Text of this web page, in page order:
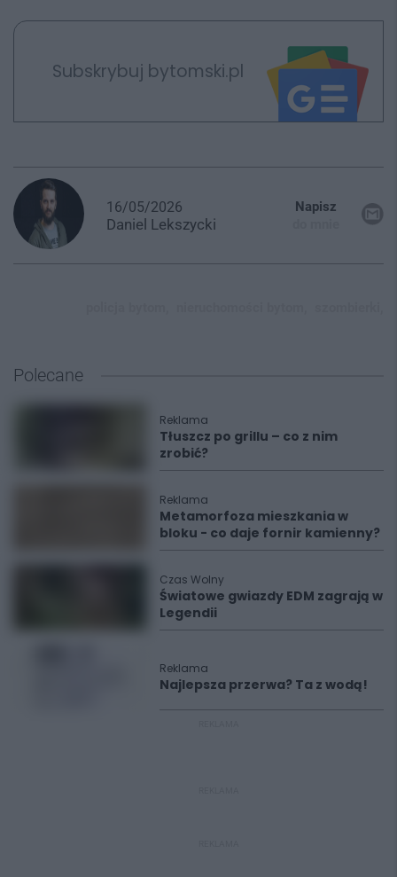
Subskrybuj bytomski.pl
16/05/2026
Daniel Lekszycki
Napisz
Polecane
Reklama
Tłuszcz po grillu – co z nim
zrobić?
Reklama
Metamorfoza mieszkania w
bloku - co daje fornir kamienny?
Czas Wolny
Światowe gwiazdy EDM zagrają w
Legendii
Reklama
Najlepsza przerwa? Ta z wodą!